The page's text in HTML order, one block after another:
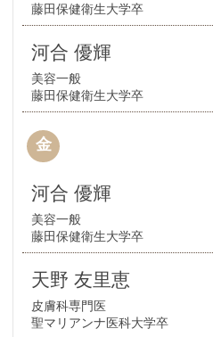
藤田保健衛生大学卒
河合 優輝
美容一般
藤田保健衛生大学卒
金
河合 優輝
美容一般
藤田保健衛生大学卒
天野 友里恵
皮膚科専門医
聖マリアンナ医科大学卒